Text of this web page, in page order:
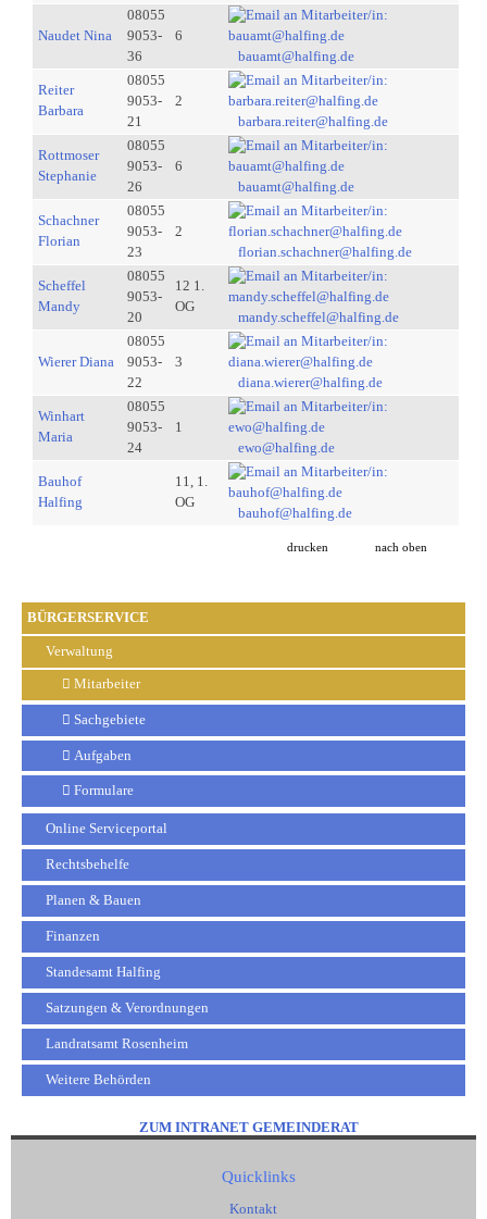
BÜRGERSERVICE
Verwaltung
Mitarbeiter
Sachgebiete
Aufgaben
Formulare
Online Serviceportal
Rechtsbehelfe
Planen & Bauen
Finanzen
Standesamt Halfing
Satzungen & Verordnungen
Landratsamt Rosenheim
Weitere Behörden
Naudet Nina
08055
9053-
36
6
bauamt@halfing.de
Reiter
Barbara
08055
9053-
21
2
barbara.reiter@halfing.de
Rottmoser
Stephanie
08055
9053-
26
6
bauamt@halfing.de
Schachner
Florian
08055
9053-
23
2
florian.schachner@halfing.de
Scheffel
Mandy
08055
9053-
20
12 1.
OG
mandy.scheffel@halfing.de
Wierer Diana
08055
9053-
22
3
diana.wierer@halfing.de
Winhart
Maria
08055
9053-
24
1
ewo@halfing.de
Bauhof
Halfing
11, 1.
OG
bauhof@halfing.de
drucken nach oben
ZUM INTRANET GEMEINDERAT
Quicklinks
Kontakt